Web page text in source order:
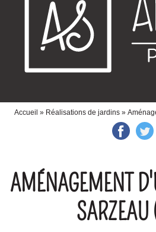
Accueil » Réalisations de jardins»
AMÉNAGEMENT